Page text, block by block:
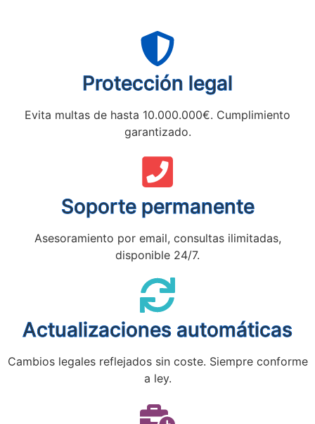
Protección legal
Evita multas de hasta 10.000.000€. Cumplimiento
garantizado.
Soporte permanente
Asesoramiento por email, consultas ilimitadas,
disponible 24/7.
Actualizaciones automáticas
Cambios legales reflejados sin coste. Siempre conforme
a ley.